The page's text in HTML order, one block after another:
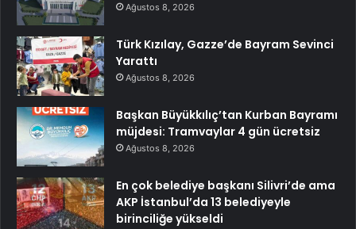
Ağustos 8, 2026
Türk Kızılay, Gazze’de Bayram Sevinci
Yarattı
Ağustos 8, 2026
Başkan Büyükkılıç’tan Kurban Bayramı
müjdesi: Tramvaylar 4 gün ücretsiz
Ağustos 8, 2026
En çok belediye başkanı Silivri’de ama
AKP İstanbul’da 13 belediyeyle
birinciliğe yükseldi